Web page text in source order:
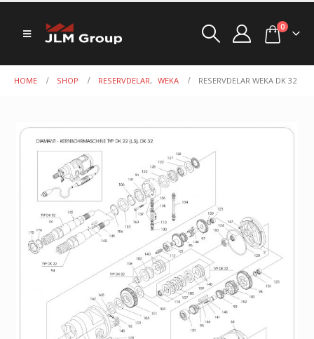
0
HOME SHOP RESERVDELAR, WEKA RESERVDELAR WEKA DK 32